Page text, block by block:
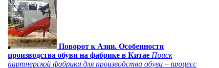
Поворот к Азии. Особенности
производства обуви на фабрике в Китае Поиск
партнерской фабрики для производства обуви – процесс